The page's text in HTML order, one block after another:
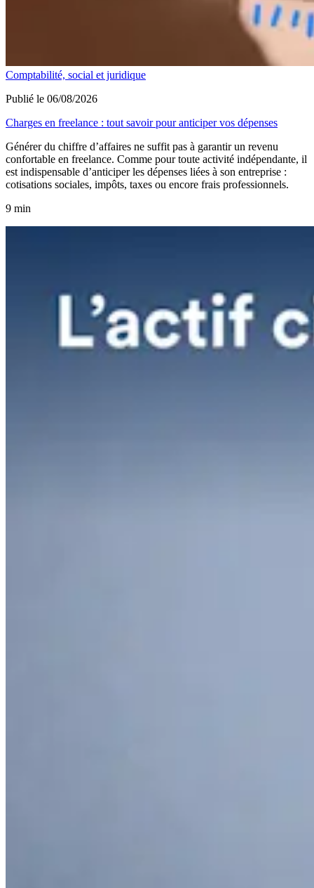
Comptabilité, social et juridique
Publié le 06/08/2026
Charges en freelance : tout savoir pour anticiper vos dépenses
Générer du chiffre d’affaires ne suffit pas à garantir un revenu
confortable en freelance. Comme pour toute activité indépendante, il
est indispensable d’anticiper les dépenses liées à son entreprise :
cotisations sociales, impôts, taxes ou encore frais professionnels.
9 min